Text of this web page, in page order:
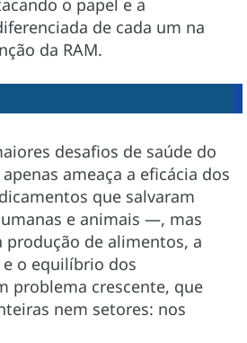
de cada um na
da RAM.
desafios de saúde do
ameaça a eficácia dos
que salvaram
e animais —, mas
de alimentos, a
o equilíbrio dos
problema crescente, que
nem setores: nos